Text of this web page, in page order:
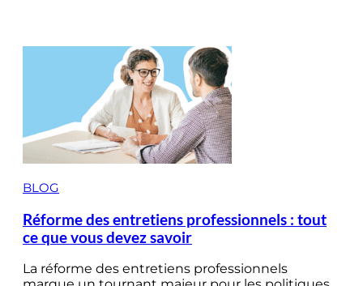
BLOG
Réforme des entretiens professionnels : tout
ce que vous devez savoir
La réforme des entretiens professionnels